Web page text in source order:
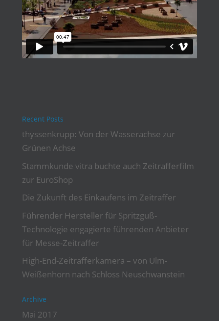
Recent Posts
thyssenkrupp: Von der Wasserachse zur
Grünen Achse
Stammkunde vitra buchte auch Zeitrafferfilm
zur EuroShop
Die Zukunft des Einkaufens im Zeitraffer
Führender Hersteller für Spritzguß-
Technologie engagierte führenden Anbieter
für Messe-Zeitraffer
High-End-Zeitrafferkamera – von Ulm-
Weißenhorn nach Schloss Neuschwanstein
Archive
Mai 2017